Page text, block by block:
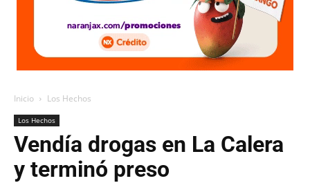
Inicio Los Hechos
Los Hechos
Vendía drogas en La Calera
y terminó preso